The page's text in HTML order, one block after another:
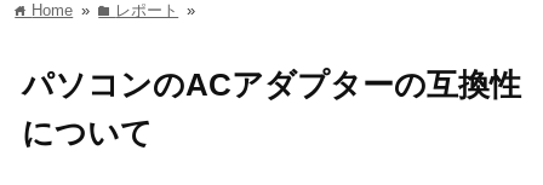
home Home » folder レポート »
パソコンのACアダプターの互換性
について